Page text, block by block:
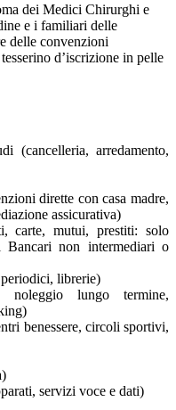
dei Medici Chirurghi e
e i familiari delle
delle convenzioni
d’iscrizione in pelle
(cancelleria, arredamento,
dirette con casa madre,
assicurativa)
carte, mutui, prestiti: solo
Bancari non intermediari o
librerie)
noleggio lungo termine,
benessere, circoli sportivi,
servizi voce e dati)